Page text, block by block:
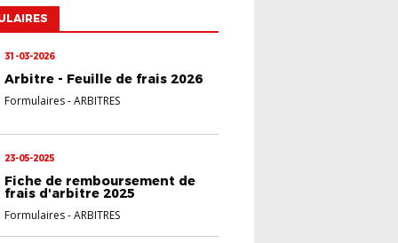
31-03-2026
Arbitre - Feuille de frais 2026
Formulaires-ARBITRES
23-05-2025
Fiche de remboursement de
frais d'arbitre 2025
Formulaires-ARBITRES